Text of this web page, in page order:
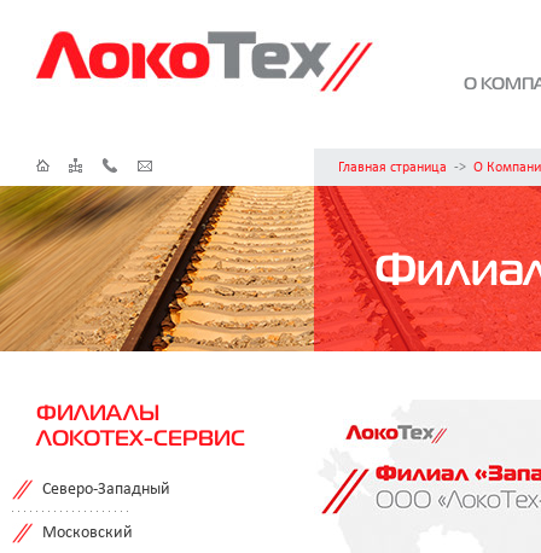
О
Главная страница -> О
ФИЛИАЛЫ
ЛОКОТЕХ-СЕРВИС
Северо-Западный
Московский